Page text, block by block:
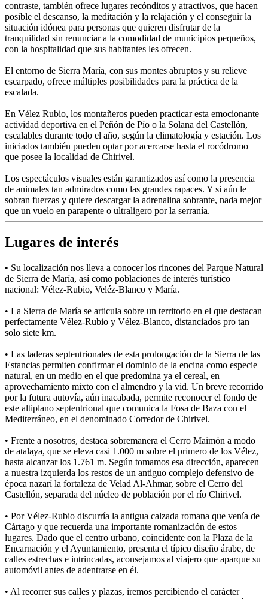
contraste, también ofrece lugares recónditos y atractivos, que hacen
posible el descanso, la meditación y la relajación y el conseguir la
situación idónea para personas que quieren disfrutar de la
tranquilidad sin renunciar a la comodidad de municipios pequeños,
con la hospitalidad que sus habitantes les ofrecen.
El entorno de Sierra María, con sus montes abruptos y su relieve
escarpado, ofrece múltiples posibilidades para la práctica de la
escalada.
En Vélez Rubio, los montañeros pueden practicar esta emocionante
actividad deportiva en el Peñón de Pío o la Solana del Castellón,
escalables durante todo el año, según la climatología y estación. Los
iniciados también pueden optar por acercarse hasta el rocódromo
que posee la localidad de Chirivel.
Los espectáculos visuales están garantizados así como la presencia
de animales tan admirados como las grandes rapaces. Y si aún le
sobran fuerzas y quiere descargar la adrenalina sobrante, nada mejor
que un vuelo en parapente o ultraligero por la serranía.
Lugares de interés
• Su localización nos lleva a conocer los rincones del Parque Natural
de Sierra de María, así como poblaciones de interés turístico
nacional: Vélez-Rubio, Veléz-Blanco y María.
• La Sierra de María se articula sobre un territorio en el que destacan
perfectamente Vélez-Rubio y Vélez-Blanco, distanciados pro tan
solo siete km.
• Las laderas septentrionales de esta prolongación de la Sierra de las
Estancias permiten confirmar el dominio de la encina como especie
natural, en un medio en el que predomina ya el cereal, en
aprovechamiento mixto con el almendro y la vid. Un breve recorrido
por la futura autovía, aún inacabada, permite reconocer el fondo de
este altiplano septentrional que comunica la Fosa de Baza con el
Mediterráneo, en el denominado Corredor de Chirivel.
• Frente a nosotros, destaca sobremanera el Cerro Maimón a modo
de atalaya, que se eleva casi 1.000 m sobre el primero de los Vélez,
hasta alcanzar los 1.761 m. Según tomamos esa dirección, aparecen
a nuestra izquierda los restos de un antiguo complejo defensivo de
época nazarí la fortaleza de Velad Al-Ahmar, sobre el Cerro del
Castellón, separada del núcleo de población por el río Chirivel.
• Por Vélez-Rubio discurría la antigua calzada romana que venía de
Cártago y que recuerda una importante romanización de estos
lugares. Dado que el centro urbano, coincidente con la Plaza de la
Encarnación y el Ayuntamiento, presenta el típico diseño árabe, de
calles estrechas e intrincadas, aconsejamos al viajero que aparque su
automóvil antes de adentrarse en él.
• Al recorrer sus calles y plazas, iremos percibiendo el carácter